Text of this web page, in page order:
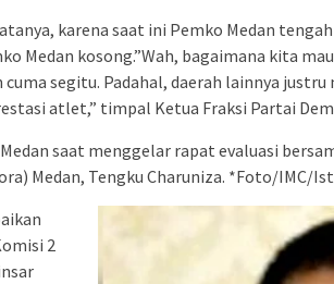
karena saat ini Pemko Medan
Medan kosong.”Wah, bagaimana kita
cuma segitu. Padahal, daerah lainnya
atlet,” timpal Ketua Fraksi Partai
saat menggelar rapat evaluasi
Medan, Tengku Charuniza. *Foto/IMC/
2